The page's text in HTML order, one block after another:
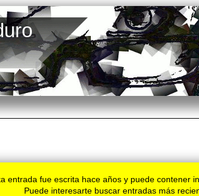
entrada fue escrita hace años y puede contener
Puede interesarte buscar entradas más